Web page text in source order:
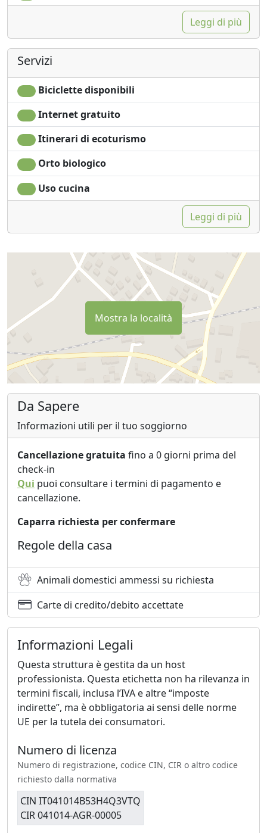
Leggi di più
Servizi
Biciclette disponibili
Internet gratuito
Itinerari di ecoturismo
Orto biologico
Uso cucina
Leggi di più
Mostra la località
Da Sapere
Informazioni utili per il tuo soggiorno
Cancellazione gratuita fino a 0 giorni prima del
check-in
Qui puoi consultare i termini di pagamento e
cancellazione.
Caparra richiesta per confermare
Regole della casa
Animali domestici ammessi su richiesta
Carte di credito/debito accettate
Informazioni Legali
Questa struttura è gestita da un host
professionista. Questa etichetta non ha rilevanza in
termini fiscali, inclusa l’IVA e altre “imposte
indirette”, ma è obbligatoria ai sensi delle norme
UE per la tutela dei consumatori.
Numero di licenza
Numero di registrazione, codice CIN, CIR o altro codice
richiesto dalla normativa
CIN IT041014B53H4Q3VTQ
CIR 041014-AGR-00005